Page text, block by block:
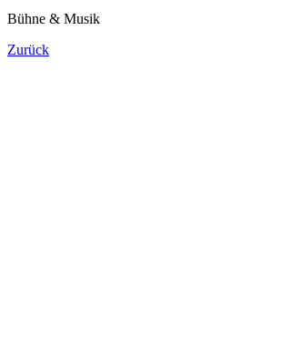
Bühne & Musik
Zurück